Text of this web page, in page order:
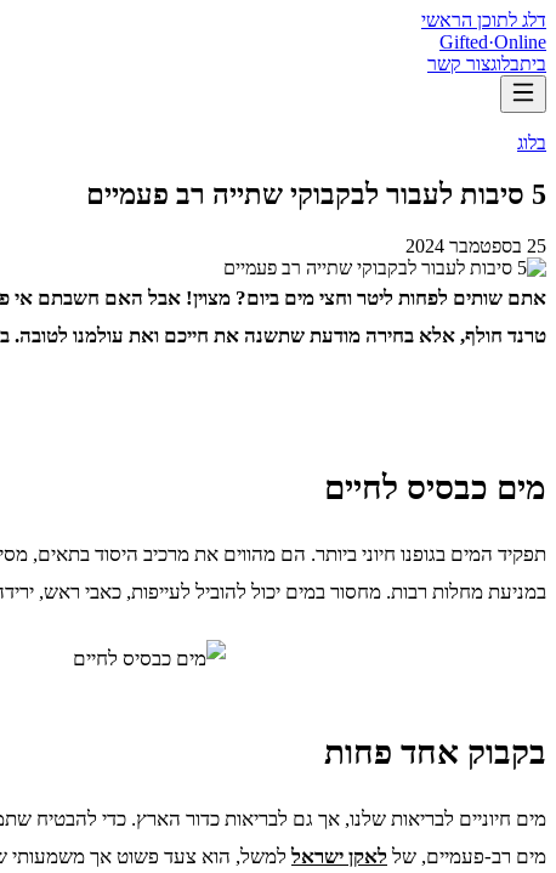
דלג לתוכן הראשי
Gifted·Online
ביתבלוגצור קשר
בלוג
5 סיבות לעבור לבקבוקי שתייה רב פעמיים
25 בספטמבר 2024
אתם שותים לפחות ליטר וחצי מים ביום? מצוין! אבל האם חשבתם
טרנד חולף, אלא בחירה מודעת שתשנה את חייכם ואת עולמנו לטובה. בכתבה זו נציג לכם 5 סיבות משכנעות מדוע
מים כבסיס לחיים
תפקיד המים בגופנו חיוני ביותר. הם מהווים את מרכיב היסוד
במניעת מחלות רבות. מחסור במים יכול להוביל לעייפות, כאבי ראש,
בקבוק אחד פחות
מים חיוניים לבריאות שלנו, אך גם לבריאות כדור הארץ. כדי להבטיח
מים רב-פעמיים, של לאקן ישראללמשל, הוא צעד פשוט אך משמעותי